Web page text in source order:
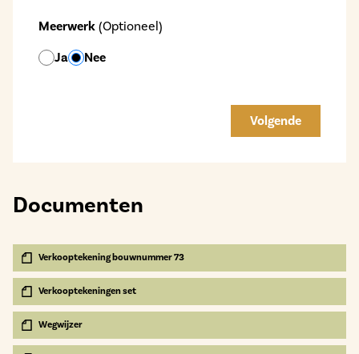
Meerwerk (Optioneel)
Ja Nee
Volgende
Documenten
Verkooptekening bouwnummer 73
Verkooptekeningen set
Wegwijzer